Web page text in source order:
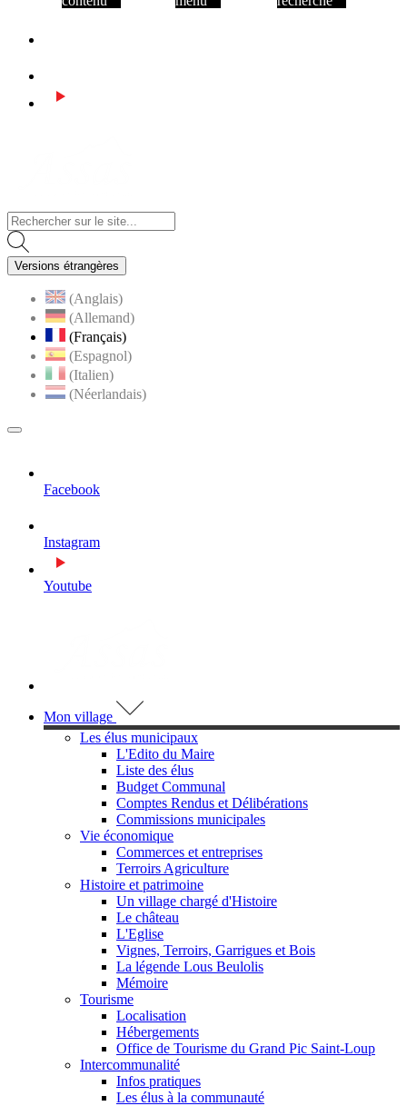
Versions étrangères
(Anglais)
(Allemand)
(Français)
(Espagnol)
(Italien)
(Néerlandais)
MENU
Facebook
Instagram
Youtube
Mon village
Les élus municipaux
L'Edito du Maire
Liste des élus
Budget Communal
Comptes Rendus et Délibérations
Commissions municipales
Vie économique
Commerces et entreprises
Terroirs Agriculture
Histoire et patrimoine
Un village chargé d'Histoire
Le château
L'Eglise
Vignes, Terroirs, Garrigues et Bois
La légende Lous Beulolis
Mémoire
Tourisme
Localisation
Hébergements
Office de Tourisme du Grand Pic Saint-Loup
Intercommunalité
Infos pratiques
Les élus à la communauté